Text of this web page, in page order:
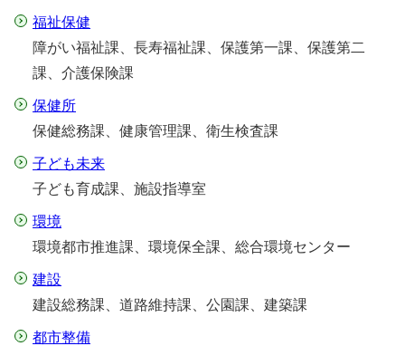
福祉保健
障がい福祉課、長寿福祉課、保護第一課、保護第二
課、介護保険課
保健所
保健総務課、健康管理課、衛生検査課
子ども未来
子ども育成課、施設指導室
環境
環境都市推進課、環境保全課、総合環境センター
建設
建設総務課、道路維持課、公園課、建築課
都市整備